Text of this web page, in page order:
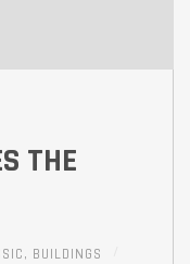
THE
, BUILDINGS